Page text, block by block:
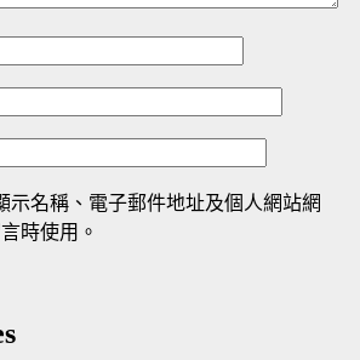
示名稱、電子郵件地址及個人網站網
時使用。